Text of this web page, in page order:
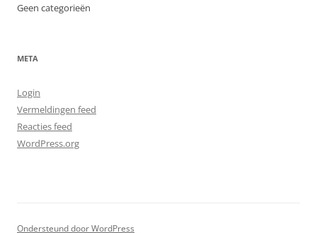
Geen categorieën
META
Login
Vermeldingen feed
Reacties feed
WordPress.org
Ondersteund door WordPress